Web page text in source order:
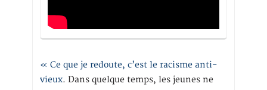
« Ce que je redoute, c’est le racisme anti-
vieux. Dans quelque temps, les jeunes ne